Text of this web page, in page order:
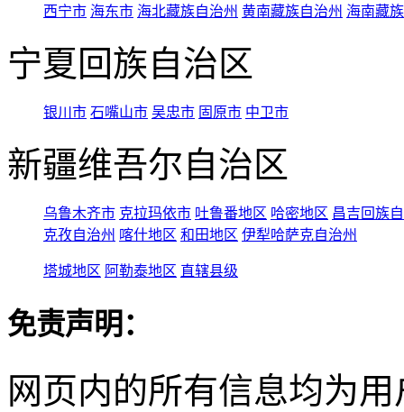
西宁市 海东市 海北藏族自治州 黄南藏族自治州 海南藏
宁夏回族自治区
银川市 石嘴山市 吴忠市 固原市 中卫市
新疆维吾尔自治区
乌鲁木齐市 克拉玛依市 吐鲁番地区 哈密地区 昌吉回族
克孜自治州 喀什地区 和田地区 伊犁哈萨克自治州
塔城地区 阿勒泰地区 直辖县级
免责声明：
网页内的所有信息均为